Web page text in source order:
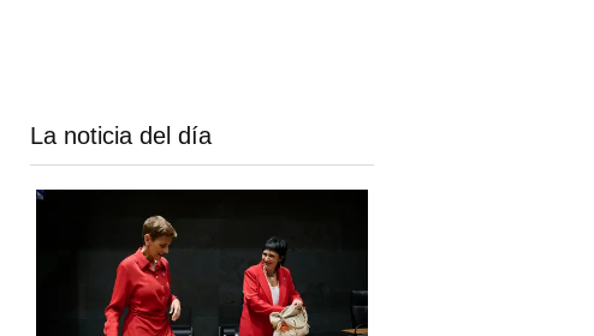
La noticia del día